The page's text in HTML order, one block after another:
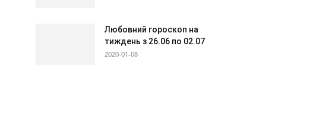
Любовний гороскоп на
тиждень з 26.06 по 02.07
2020-01-08